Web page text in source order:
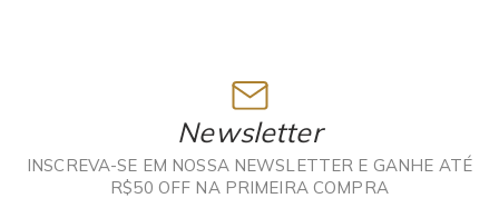
Newsletter
INSCREVA-SE EM NOSSA NEWSLETTER E GANHE ATÉ
R$50 OFF NA PRIMEIRA COMPRA